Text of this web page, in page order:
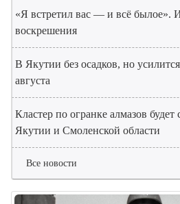
«Я встретил вас — и всё былое».
воскрешения
В Якутии без осадков, но
августа
Кластер по огранке алмазов будет
Якутии и Смоленской области
Все новости